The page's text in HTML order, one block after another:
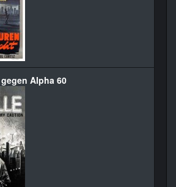
Alpha 60